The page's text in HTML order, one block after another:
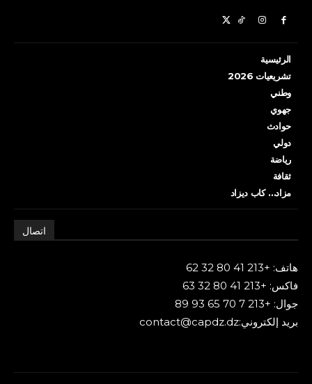
الرئيسية
تشريعيات 2026
وطني
جهوي
حوادث
دولي
رياضة
ثقافة
مزاد… كاب ديزاد
اتصال
هاتف: +213 41 80 32 62
فاكس: +213 41 80 32 63
جوال: +213 7 70 65 93 89
بريد إلكتروني:contact@capdz.dz